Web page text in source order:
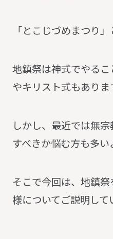
「とこじづめまつり」
地鎮祭は神式でやる
やキリスト式もありま
しかし、最近では無
すべきか悩む方も多い
そこで今回は、地鎮
様についてご説明して